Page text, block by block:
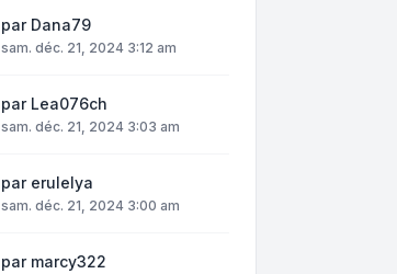
par Dana79
sam. déc. 21, 2024 3:12 am
par Lea076ch
sam. déc. 21, 2024 3:03 am
par erulelya
sam. déc. 21, 2024 3:00 am
par marcy322